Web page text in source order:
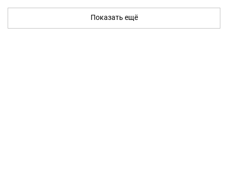
Показать ещё